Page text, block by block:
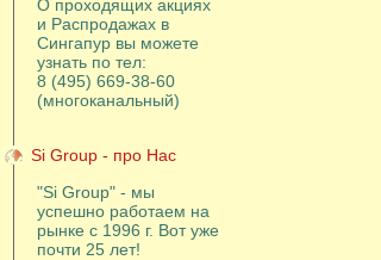
О проходящих акциях
и Распродажах в
Сингапур вы можете
узнать по тел:
8 (495) 669-38-60
(многоканальный)
Si Group - про Нас
"Si Group" - мы
успешно работаем на
рынке с 1996 г. Вот уже
почти 25 лет!